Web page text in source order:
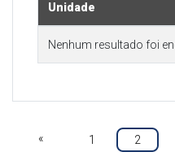
Unidade
Nenhum resultado foi
« 1 2